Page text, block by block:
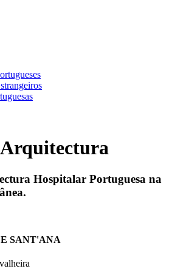
Hospitalar Portuguesa na
SANT'ANA